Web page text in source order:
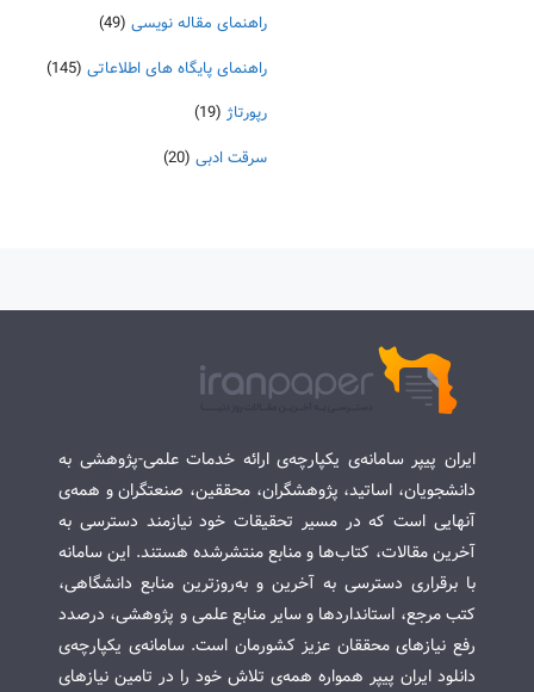
راهنمای مقاله نویسی (49)
راهنمای پایگاه های اطلاعاتی (145)
رپورتاژ (19)
سرقت ادبی (20)
ایران پیپر سامانه‌ی یکپارچه‌ی ارائه خدمات علمی-پژوهشی به
دانشجویان، اساتید، پژوهشگران، محققین، صنعتگران و همه‌ی
آنهایی است که در مسیر تحقیقات خود نیازمند دسترسی به
آخرین مقالات، کتاب‌ها و منابع منتشرشده هستند. این سامانه
با برقراری دسترسی به آخرین و به‌روزترین منابع دانشگاهی،
کتب مرجع، استانداردها و سایر منابع علمی و پژوهشی، درصدد
رفع نیازهای محققان عزیز کشورمان است. سامانه‌ی یکپارچه‌ی
دانلود ایران پیپر همواره همه‌ی تلاش خود را در تامین نیازهای